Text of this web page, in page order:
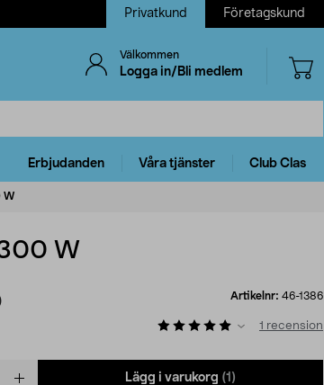
Privatkund Företagskund
Välkommen
Logga in/Bli medlem
Erbjudanden Våra tjänster Club Clas
W
W
Artikelnr: 46-1386
1 recension
Lägg i varukorg (1)